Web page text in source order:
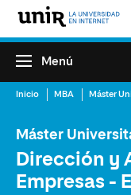
Menú
Inicio MBA
Máster
Dirección y
Empresas -